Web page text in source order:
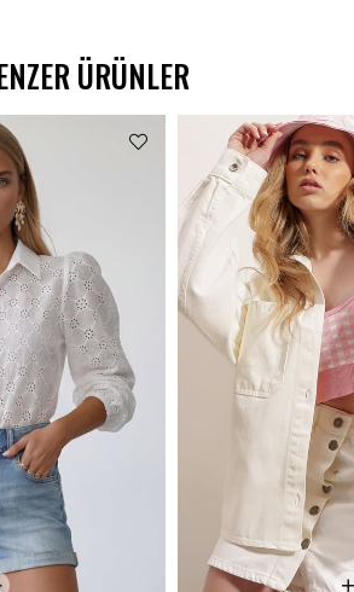
ÜRÜNLER